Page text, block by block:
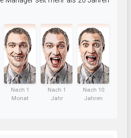
Nach 1
Monat
Nach 1
Jahr
Nach 10
Jahren